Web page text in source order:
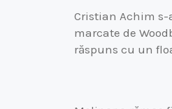
Cristian Achim
marcate de
răspuns cu un